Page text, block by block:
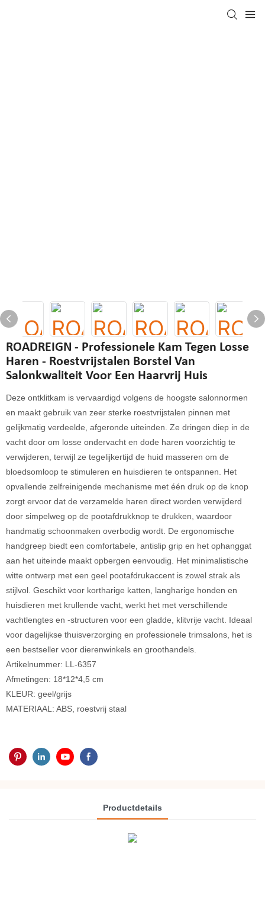
ROADREIGN - Professionele Kam Tegen Losse
Haren - Roestvrijstalen Borstel Van
Salonkwaliteit Voor Een Haarvrij Huis
Deze ontklitkam is vervaardigd volgens de hoogste salonnormen
en maakt gebruik van zeer sterke roestvrijstalen pinnen met
gelijkmatig verdeelde, afgeronde uiteinden. Ze dringen diep in de
vacht door om losse ondervacht en dode haren voorzichtig te
verwijderen, terwijl ze tegelijkertijd de huid masseren om de
bloedsomloop te stimuleren en huisdieren te ontspannen. Het
opvallende zelfreinigende mechanisme met één druk op de knop
zorgt ervoor dat de verzamelde haren direct worden verwijderd
door simpelweg op de pootafdrukknop te drukken, waardoor
handmatig schoonmaken overbodig wordt. De ergonomische
handgreep biedt een comfortabele, antislip grip en het ophanggat
aan het uiteinde maakt opbergen eenvoudig. Het minimalistische
witte ontwerp met een geel pootafdrukaccent is zowel strak als
stijlvol. Geschikt voor kortharige katten, langharige honden en
huisdieren met krullende vacht, werkt het met verschillende
vachtlengtes en -structuren voor een gladde, klitvrije vacht. Ideaal
voor dagelijkse thuisverzorging en professionele trimsalons, het is
een bestseller voor dierenwinkels en groothandels.
Artikelnummer: LL-6357
Afmetingen: 18*12*4,5 cm
KLEUR: geel/grijs
MATERIAAL: ABS, roestvrij staal
Productdetails